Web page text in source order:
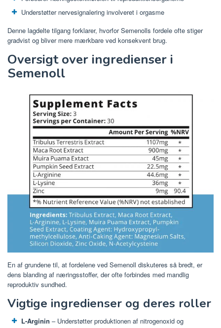
Understøtter nervesignalering involveret i orgasme
Denne lagdelte tilgang forklarer, hvorfor Semenolls fordele ofte stiger
gradvist og bliver mere mærkbare ved konsekvent brug.
Oversigt over ingredienser i
Semenoll
En af grundene til, at fordelene ved Semenoll diskuteres så bredt, er
dens blanding af næringsstoffer, der ofte forbindes med mandlig
reproduktiv sundhed.
Vigtige ingredienser og deres roller
L-Arginin – Understøtter produktionen af ​​nitrogenoxid og